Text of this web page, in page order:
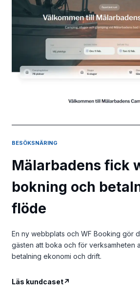
BESÖKSNÄRING
Mälarbadens fick
bokning och
flöde
En ny webbplats och WF Booking gör
gästen att boka och för verksamheten
betalning ekonomi och drift.
Läs kundcaset↗